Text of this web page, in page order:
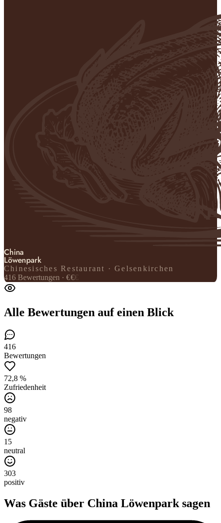
China
Löwenpark
Chinesisches Restaurant · Gelsenkirchen
416 Bewertungen · €€€
Alle Bewertungen auf einen Blick
416
Bewertungen
72,8 %
Zufriedenheit
98
negativ
15
neutral
303
positiv
Was Gäste über China Löwenparksagen